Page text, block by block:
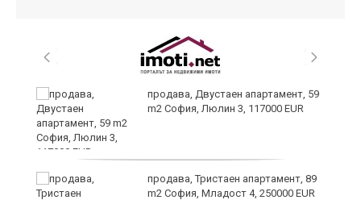
продава, Двустаен апартамент, 59
m2 София, Люлин 3, 117000 EUR
продава, Тристаен апартамент, 89
m2 София, Младост 4, 250000 EUR